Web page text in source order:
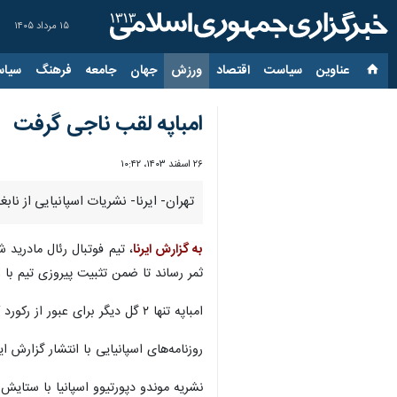
۱۵ مرداد ۱۴۰۵
عناوین‌ سیاست اقتصاد ورزش جهان جامعه فرهنگ
امباپه لقب ناجی گرفت
۲۶ اسفند ۱۴۰۳، ۱۰:۴۲